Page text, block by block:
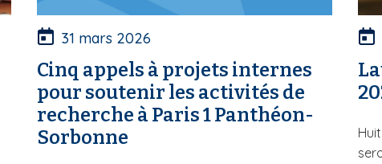
31 mars 2026
Cinq appels à projets internes
pour soutenir les activités de
recherche à Paris 1 Panthéon-
Sorbonne